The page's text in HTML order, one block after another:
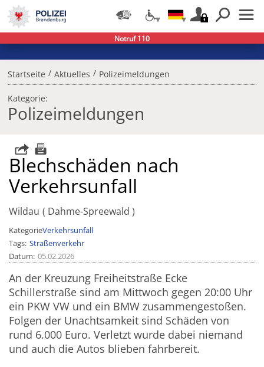
Startseite / Aktuelles / Polizeimeldungen
Kategorie:
Polizeimeldungen
Blechschäden nach
Verkehrsunfall
Wildau Dahme-Spreewald
KategorieVerkehrsunfall
Tags Straßenverkehr
Datum 05.02.2026
An der Kreuzung Freiheitstraße Ecke
Schillerstraße sind am Mittwoch gegen 20:00 Uhr
ein PKW VW und ein BMW zusammengestoßen.
Folgen der Unachtsamkeit sind Schäden von
rund 6.000 Euro. Verletzt wurde dabei niemand
und auch die Autos blieben fahrbereit.
Notruf 110